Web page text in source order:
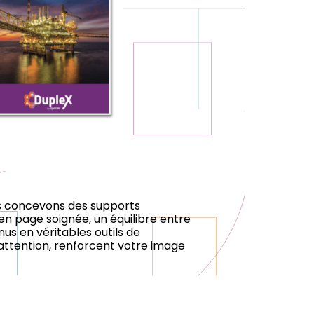
concevons des supports
page soignée, un équilibre entre
en véritables outils de
renforcent votre image